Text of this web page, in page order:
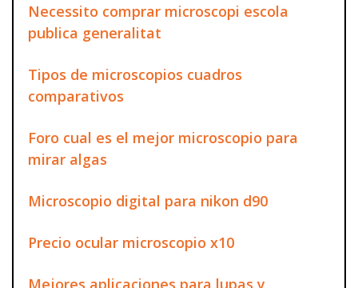
Necessito comprar microscopi escola
publica generalitat
Tipos de microscopios cuadros
comparativos
Foro cual es el mejor microscopio para
mirar algas
Microscopio digital para nikon d90
Precio ocular microscopio x10
Mejores aplicaciones para lupas y